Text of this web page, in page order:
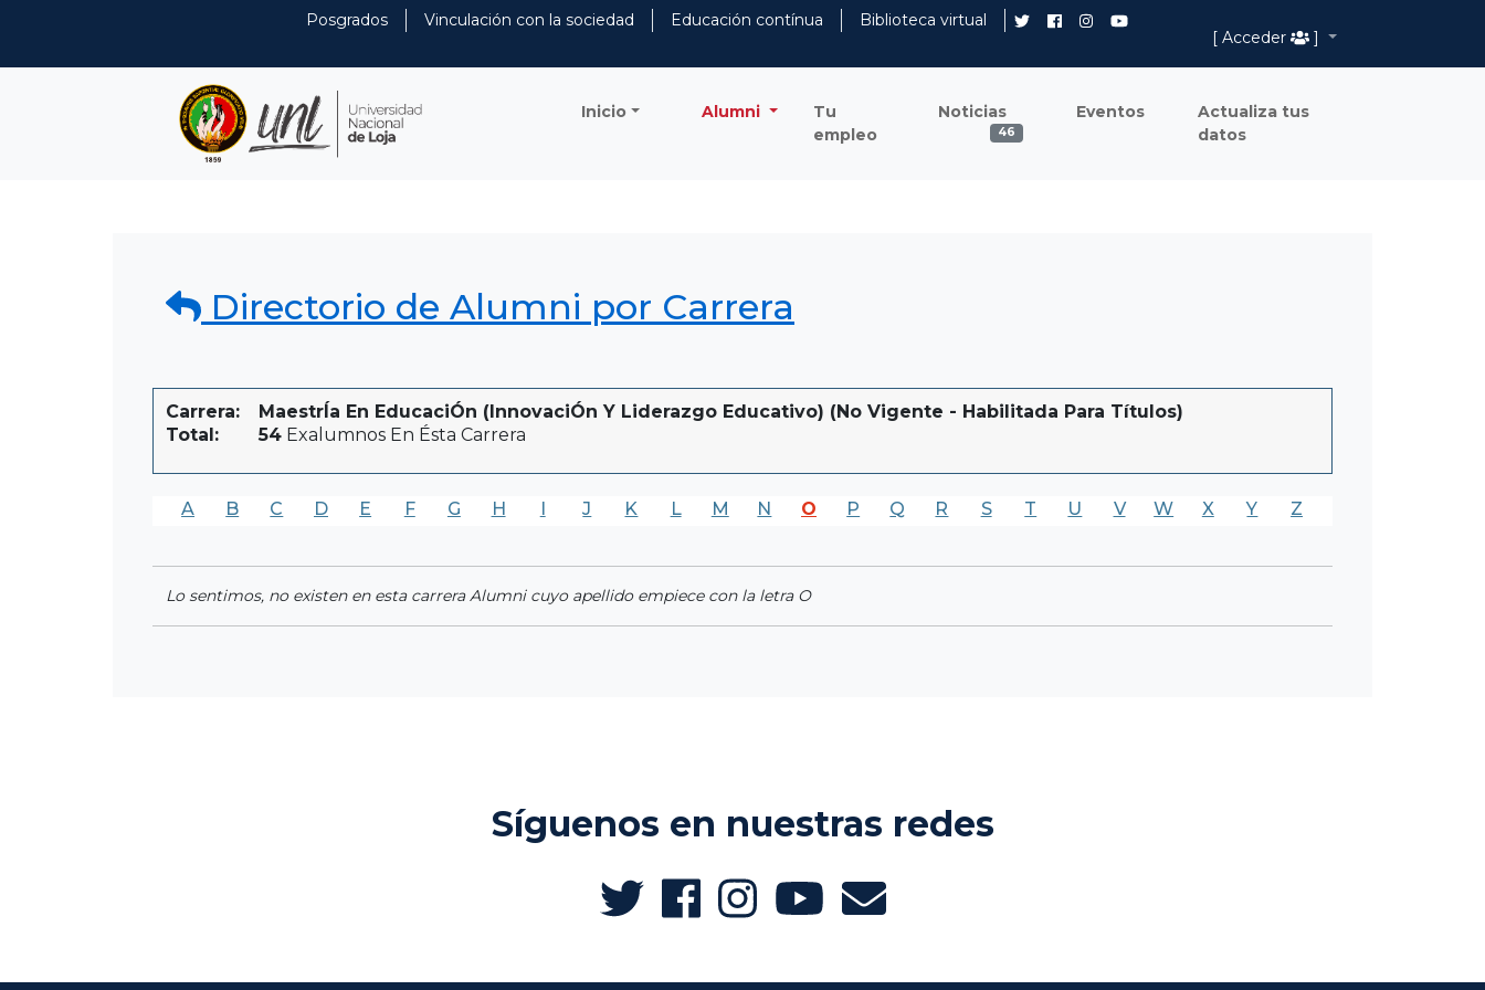
Posgrados Vinculación con la sociedad Educación contínua
Biblioteca virtual
[ Acceder
]
Inicio Alumni
Tu
empleo
Noticias
46
Eventos
Actualiza tus
datos
Directorio de Alumni por Carrera
Carrera:
MaestrÍa En EducaciÓn (innovaciÓn Y Liderazgo Educativo) (No Vigente - Habilitada Para Títulos)
Total:
54 Exalumnos En Ésta Carrera
A B C D E F G H I J K L M N O P Q R S T U V W X Y Z
Lo sentimos, no existen en esta carrera Alumni cuyo apellido empiece con la letra O
Síguenos en nuestras redes